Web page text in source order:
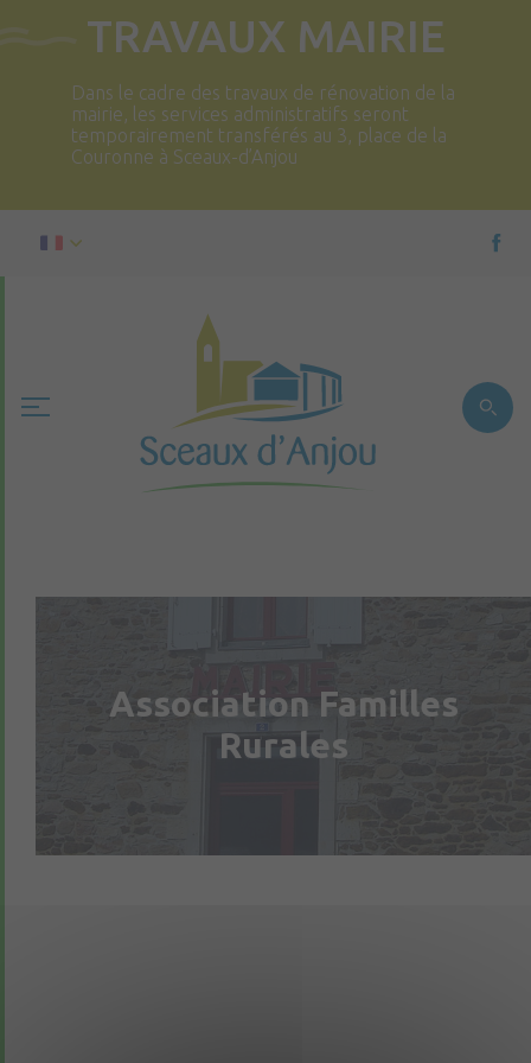
TRAVAUX MAIRIE
Dans le cadre des travaux de rénovation de la
mairie, les services administratifs seront
temporairement transférés au 3, place de la
Couronne à Sceaux-d’Anjou
Association Familles
Rurales